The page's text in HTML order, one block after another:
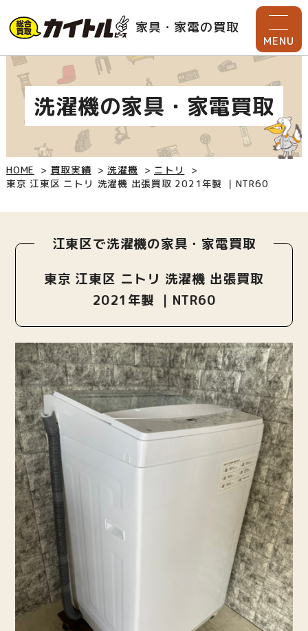
家具・家電の買取
MENU
洗濯機の家具・家電買取
HOME 買取実績 洗濯機
ニトリ
東京 江東区 ニトリ 洗濯機 出張買取 2021年製 ｜NTR60
江東区で洗濯機の家具・家電買取
東京 江東区 ニトリ 洗濯機 出張買取
2021年製 ｜NTR60